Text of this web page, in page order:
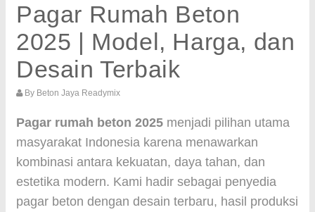
Pagar Rumah Beton
2025 | Model, Harga, dan
Desain Terbaik
By Beton Jaya Readymix
Pagar rumah beton 2025 menjadi pilihan utama
masyarakat Indonesia karena menawarkan
kombinasi antara kekuatan, daya tahan, dan
estetika modern. Kami hadir sebagai penyedia
pagar beton dengan desain terbaru, hasil produksi